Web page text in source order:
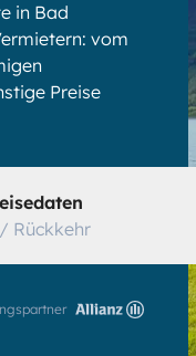
in Bad
vom
Preise
Rückkehr